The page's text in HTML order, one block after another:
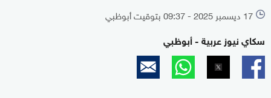
l 17 ديسمبر 2025 - 09:37 بتوقيت أبوظبي
سكاي نيوز عربية - أبوظبي